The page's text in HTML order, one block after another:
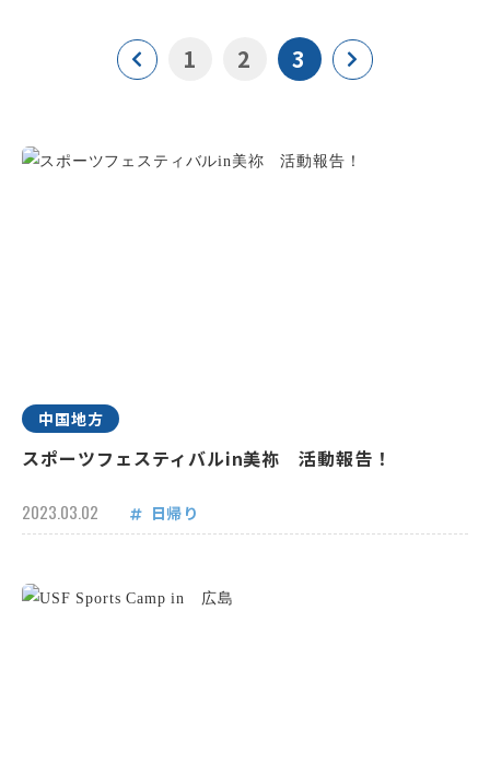
1 2 3
中国地方
スポーツフェスティバルin美祢 活動報告！
2023.03.02 日帰り